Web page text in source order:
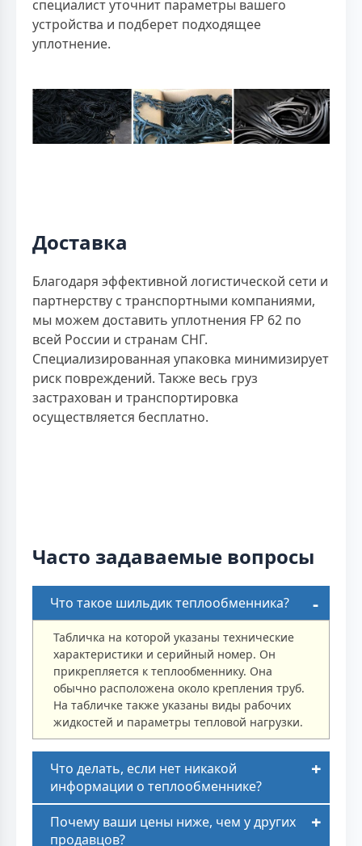
специалист уточнит параметры вашего
устройства и подберет подходящее
уплотнение.
Доставка
Благодаря эффективной логистической сети и
партнерству с транспортными компаниями,
мы можем доставить уплотнения FP 62 по
всей России и странам СНГ.
Специализированная упаковка минимизирует
риск повреждений. Также весь груз
застрахован и транспортировка
осуществляется бесплатно.
Часто задаваемые вопросы
Что такое шильдик теплообменника?
Табличка на которой указаны технические
характеристики и серийный номер. Он
прикрепляется к теплообменнику. Она
обычно расположена около крепления труб.
На табличке также указаны виды рабочих
жидкостей и параметры тепловой нагрузки.
Что делать, если нет никакой
информации о теплообменнике?
Почему ваши цены ниже, чем у других
продавцов?